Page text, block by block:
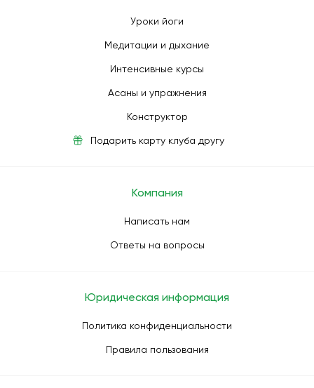
Уроки йоги
Медитации и дыхание
Интенсивные курсы
Асаны и упражнения
Конструктор
Подарить карту клуба другу
Компания
Написать нам
Ответы на вопросы
Юридическая информация
Политика конфиденциальности
Правила пользования